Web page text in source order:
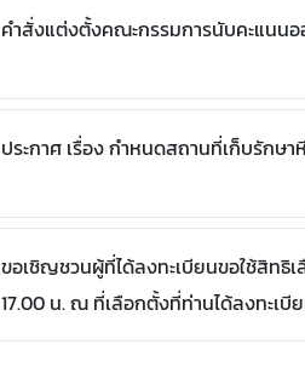
คำสั่งแต่งตั้งคณะกรรมการนับคะแนน
ประกาศ เรื่อง กำหนดสถานที่เก็บรักษ
ขอเชิญชวนผู้ที่ได้ลงทะเบียนขอใช้สิทธิ
17.00 น. ณ ที่เลือกตั้งที่ท่านได้ลงทะเบี